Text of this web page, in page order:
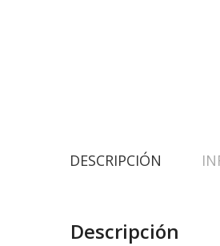
DESCRIPCIÓN
Descripción